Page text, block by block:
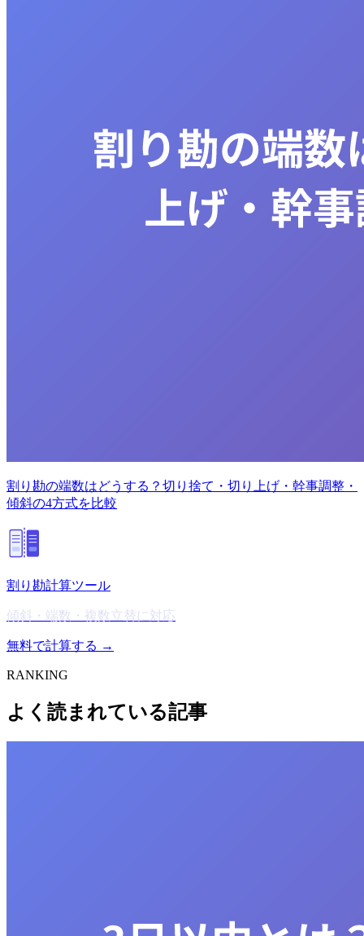
割り勘の端数はどうする？切り捨て・切り上げ・幹事調整・
傾斜の4方式を比較
割り勘計算ツール
傾斜・端数・複数立替に対応
無料で計算する →
RANKING
よく読まれている記事